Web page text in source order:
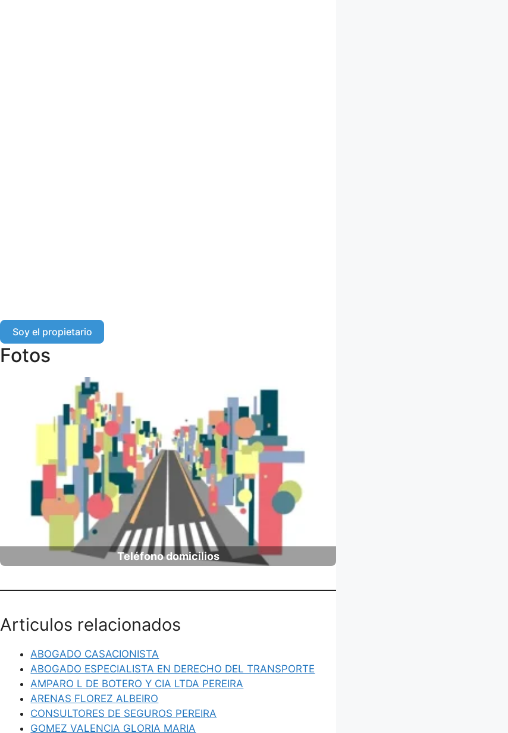
Soy el propietario
Fotos
Teléfono domicilios
Articulos relacionados
ABOGADO CASACIONISTA
ABOGADO ESPECIALISTA EN DERECHO DEL TRANSPORTE
AMPARO L DE BOTERO Y CIA LTDA PEREIRA
ARENAS FLOREZ ALBEIRO
CONSULTORES DE SEGUROS PEREIRA
GOMEZ VALENCIA GLORIA MARIA